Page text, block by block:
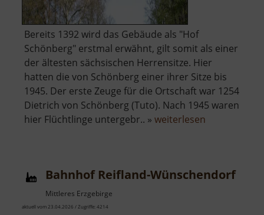
Bereits 1392 wird das Gebäude als "Hof
Schönberg" erstmal erwähnt, gilt somit als einer
der ältesten sächsischen Herrensitze. Hier
hatten die von Schönberg einer ihrer Sitze bis
1945. Der erste Zeuge für die Ortschaft war 1254
Dietrich von Schönberg (Tuto). Nach 1945 waren
hier Flüchtlinge untergebr.. » weiterlesen
Bahnhof Reifland-Wünschendorf
Mittleres Erzgebirge
aktuell vom 23.04.2026 / Zugriffe: 4214